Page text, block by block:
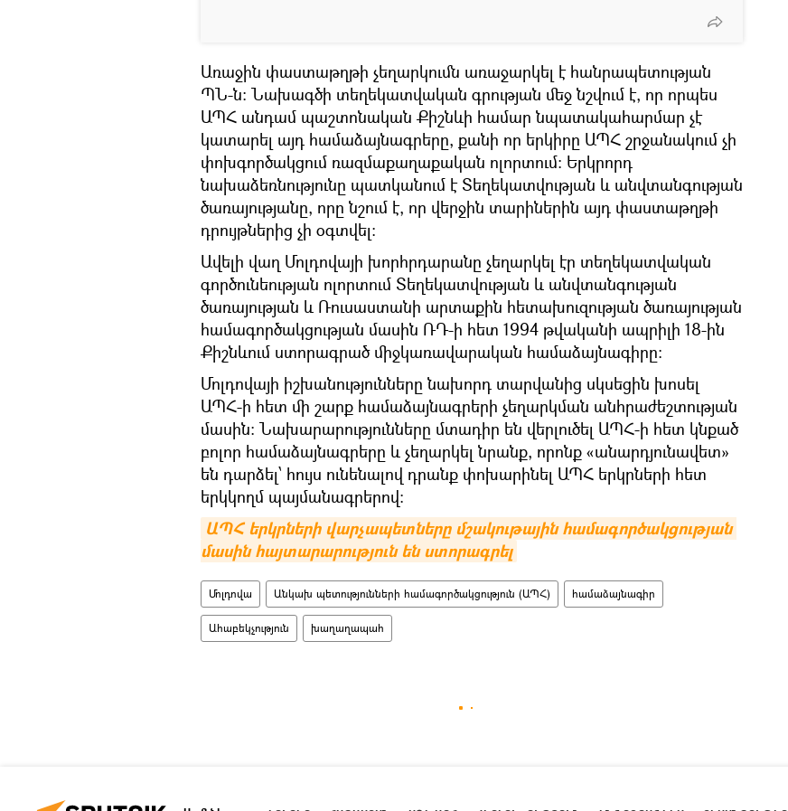
Առաջին փաստաթղթի չեղարկումն առաջարկել է հանրապետության
ՊՆ-ն։ Նախագծի տեղեկատվական գրության մեջ նշվում է, որ որպես
ԱՊՀ անդամ պաշտոնական Քիշնևի համար նպատակահարմար չէ
կատարել այդ համաձայնագրերը, քանի որ երկիրը ԱՊՀ շրջանակում չի
փոխգործակցում ռազմաքաղաքական ոլորտում։ Երկրորդ
նախաձեռնությունը պատկանում է Տեղեկատվության և անվտանգության
ծառայությանը, որը նշում է, որ վերջին տարիներին այդ փաստաթղթի
դրույթներից չի օգտվել։
Ավելի վաղ Մոլդովայի խորհրդարանը չեղարկել էր տեղեկատվական
գործունեության ոլորտում Տեղեկատվության և անվտանգության
ծառայության և Ռուսաստանի արտաքին հետախուզության ծառայության
համագործակցության մասին ՌԴ-ի հետ 1994 թվականի ապրիլի 18-ին
Քիշնևում ստորագրած միջկառավարական համաձայնագիրը։
Մոլդովայի իշխանությունները նախորդ տարվանից սկսեցին խոսել
ԱՊՀ-ի հետ մի շարք համաձայնագրերի չեղարկման անհրաժեշտության
մասին։ Նախարարությունները մտադիր են վերլուծել ԱՊՀ-ի հետ կնքած
բոլոր համաձայնագրերը և չեղարկել նրանք, որոնք «անարդյունավետ»
են դարձել՝ հույս ունենալով դրանք փոխարինել ԱՊՀ երկրների հետ
երկկողմ պայմանագրերով։
ԱՊՀ երկրների վարչապետները մշակութային համագործակցության
մասին հայտարարություն են ստորագրել
Մոլդովա Անկախ պետությունների համագործակցություն (ԱՊՀ) համաձայնագիր
Ահաբեկչություն խաղաղապահ